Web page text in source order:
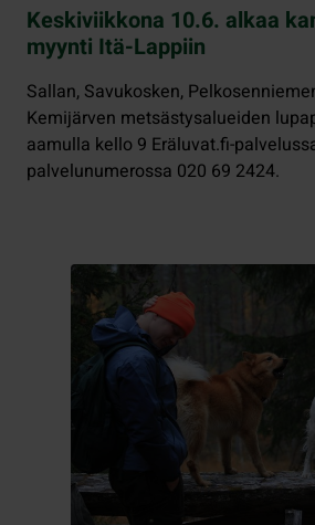
Keskiviikkona 10.6. alkaa
myynti Itä-Lappiin
Sallan, Savukosken,
Kemijärven metsästysalueiden
aamulla kello 9 Eräluvat.fi-
palvelunumerossa 020 69 2424.